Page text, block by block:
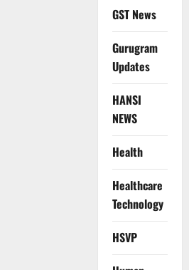
GST News
Gurugram
Updates
HANSI
NEWS
Health
Healthcare
Technology
HSVP